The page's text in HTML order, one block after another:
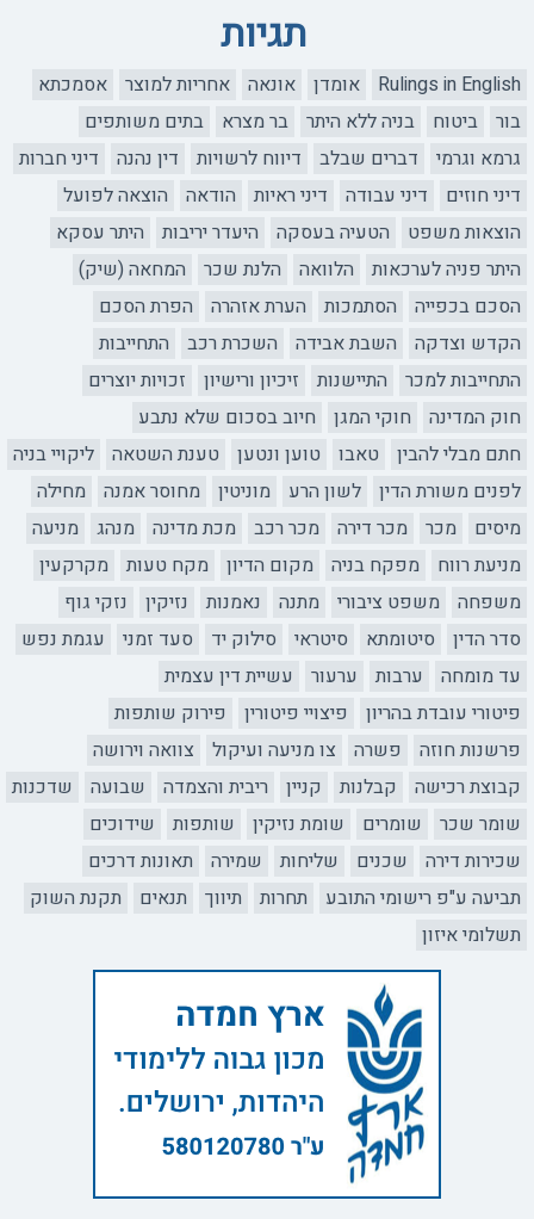
תגיות
Rulings in English אומדן אונאה אחריות למוצר
אסמכתא
בור
ביטוח בניה ללא היתר בר מצרא
בתים משותפים
גרמא וגרמי
דברים שבלב דיווח לרשויות דין נהנה
דיני חברות
דיני חוזים
דיני עבודה דיני ראיות הודאה
הוצאה לפועל
הוצאות משפט
הטעיה בעסקה היעדר יריבות
היתר עסקא
היתר פניה לערכאות
הלוואה הלנת שכר
המחאה (שיק)
הסכם בכפייה
הסתמכות הערת אזהרה
הפרת הסכם
הקדש וצדקה
השבת אבידה השכרת רכב
התחייבות
התחייבות למכר
התיישנות זיכיון ורישיון
זכויות יוצרים
חוק המדינה
חוקי המגן
חיוב בסכום שלא נתבע
חתם מבלי להבין
טאבו טוען ונטען טענת השטאה
ליקויי בניה
לפנים משורת הדין
לשון הרע מוניטין מחוסר אמנה
מחילה
מיסים
מכר מכר דירה מכר רכב מכת מדינה מנהג
מניעה
מניעת רווח
מפקח בניה מקום הדיון מקח טעות
מקרקעין
משפחה
משפט ציבורי מתנה נאמנות נזיקין
נזקי גוף
סדר הדין
סיטומתא סיטראי סילוק יד סעד זמני
עגמת נפש
עד מומחה
ערבות ערעור
עשיית דין עצמית
פיטורי עובדת בהריון
פיצויי פיטורין
פירוק שותפות
פרשנות חוזה
פשרה צו מניעה ועיקול
צוואה וירושה
קבוצת רכישה
קבלנות קניין ריבית והצמדה שבועה
שדכנות
שומר שכר
שומרים שומת נזיקין שותפות
שידוכים
שכירות דירה
שכנים שליחות שמירה
תאונות דרכים
תביעה ע"פ רישומי התובע
תחרות תיווך תנאים
תקנת השוק
תשלומי איזון